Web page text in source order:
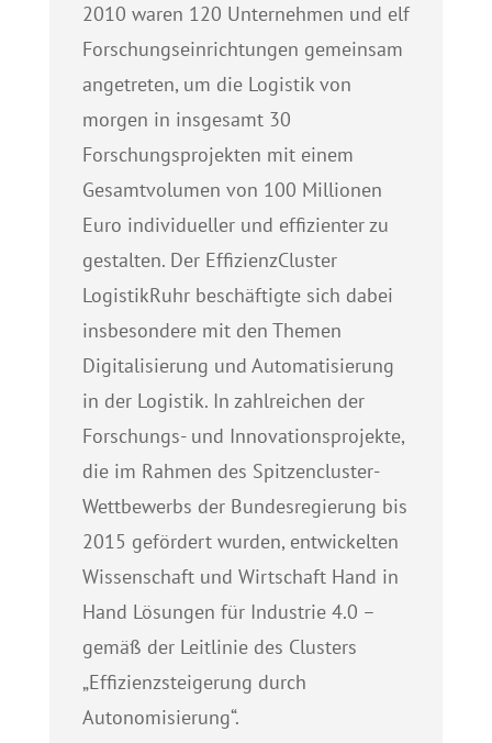
2010 waren 120 Unternehmen und elf
Forschungseinrichtungen gemeinsam
angetreten, um die Logistik von
morgen in insgesamt 30
Forschungsprojekten mit einem
Gesamtvolumen von 100 Millionen
Euro individueller und effizienter zu
gestalten. Der EffizienzCluster
LogistikRuhr beschäftigte sich dabei
insbesondere mit den Themen
Digitalisierung und Automatisierung
in der Logistik. In zahlreichen der
Forschungs- und Innovationsprojekte,
die im Rahmen des Spitzencluster-
Wettbewerbs der Bundesregierung bis
2015 gefördert wurden, entwickelten
Wissenschaft und Wirtschaft Hand in
Hand Lösungen für Industrie 4.0 –
gemäß der Leitlinie des Clusters
„Effizienzsteigerung durch
Autonomisierung“.